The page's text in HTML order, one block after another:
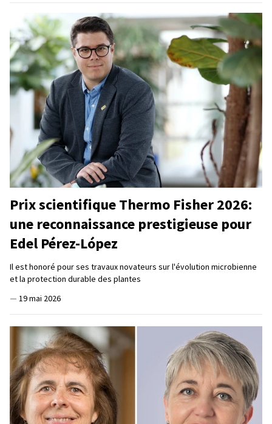
Prix scientifique Thermo Fisher 2026:
une reconnaissance prestigieuse pour
Edel Pérez-López
Il est honoré pour ses travaux novateurs sur l'évolution microbienne
et la protection durable des plantes
— 19 mai 2026